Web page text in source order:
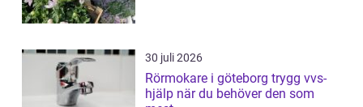
30 juli 2026
Rörmokare i göteborg trygg vvs-
hjälp när du behöver den som